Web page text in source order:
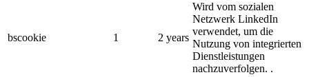
bscookie 1 2 years
Wird vom sozialen
Netzwerk LinkedIn
verwendet, um die
Nutzung von integrierten
Dienstleistungen
nachzuverfolgen. .